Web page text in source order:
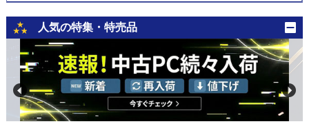
人気の特集・特売品